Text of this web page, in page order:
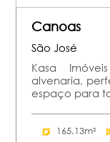
Canoas
São José
Kasa
alvenaria,
espaço para
165.13m²